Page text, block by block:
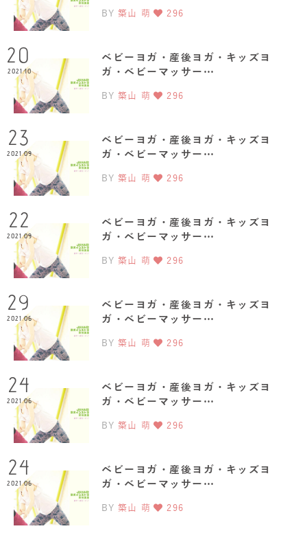
BY 築山 萌 296
20
2021.10
ベビーヨガ・産後ヨガ・キッズヨ
ガ・ベビーマッサー…
BY 築山 萌 296
23
2021.09
ベビーヨガ・産後ヨガ・キッズヨ
ガ・ベビーマッサー…
BY 築山 萌 296
22
2021.09
ベビーヨガ・産後ヨガ・キッズヨ
ガ・ベビーマッサー…
BY 築山 萌 296
29
2021.06
ベビーヨガ・産後ヨガ・キッズヨ
ガ・ベビーマッサー…
BY 築山 萌 296
24
2021.06
ベビーヨガ・産後ヨガ・キッズヨ
ガ・ベビーマッサー…
BY 築山 萌 296
24
2021.06
ベビーヨガ・産後ヨガ・キッズヨ
ガ・ベビーマッサー…
BY 築山 萌 296